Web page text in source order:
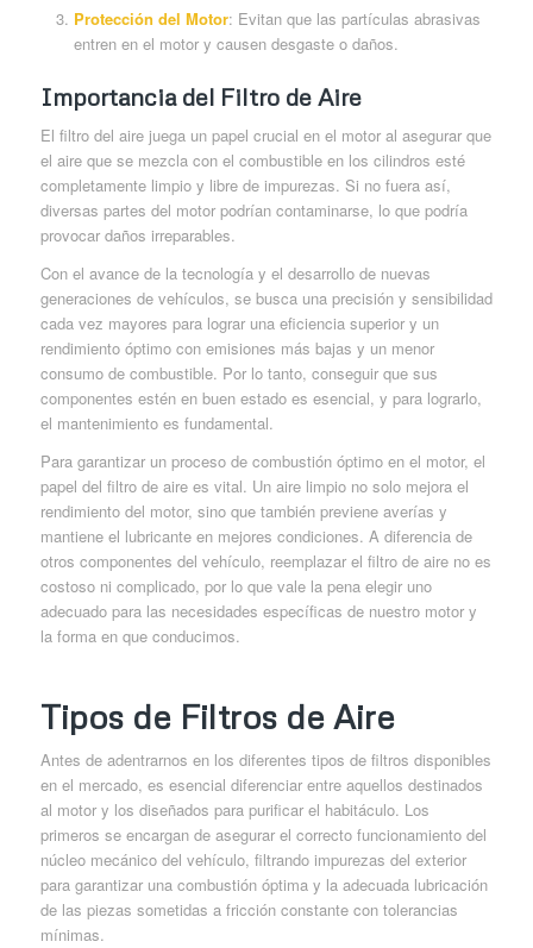
Protección del Motor: Evitan que las partículas abrasivas
entren en el motor y causen desgaste o daños.
Importancia del Filtro de Aire
El filtro del aire juega un papel crucial en el motor al asegurar que
el aire que se mezcla con el combustible en los cilindros esté
completamente limpio y libre de impurezas. Si no fuera así,
diversas partes del motor podrían contaminarse, lo que podría
provocar daños irreparables.
Con el avance de la tecnología y el desarrollo de nuevas
generaciones de vehículos, se busca una precisión y sensibilidad
cada vez mayores para lograr una eficiencia superior y un
rendimiento óptimo con emisiones más bajas y un menor
consumo de combustible. Por lo tanto, conseguir que sus
componentes estén en buen estado es esencial, y para lograrlo,
el mantenimiento es fundamental.
Para garantizar un proceso de combustión óptimo en el motor, el
papel del filtro de aire es vital. Un aire limpio no solo mejora el
rendimiento del motor, sino que también previene averías y
mantiene el lubricante en mejores condiciones. A diferencia de
otros componentes del vehículo, reemplazar el filtro de aire no es
costoso ni complicado, por lo que vale la pena elegir uno
adecuado para las necesidades específicas de nuestro motor y
la forma en que conducimos.
Tipos de Filtros de Aire
Antes de adentrarnos en los diferentes tipos de filtros disponibles
en el mercado, es esencial diferenciar entre aquellos destinados
al motor y los diseñados para purificar el habitáculo. Los
primeros se encargan de asegurar el correcto funcionamiento del
núcleo mecánico del vehículo, filtrando impurezas del exterior
para garantizar una combustión óptima y la adecuada lubricación
de las piezas sometidas a fricción constante con tolerancias
mínimas.